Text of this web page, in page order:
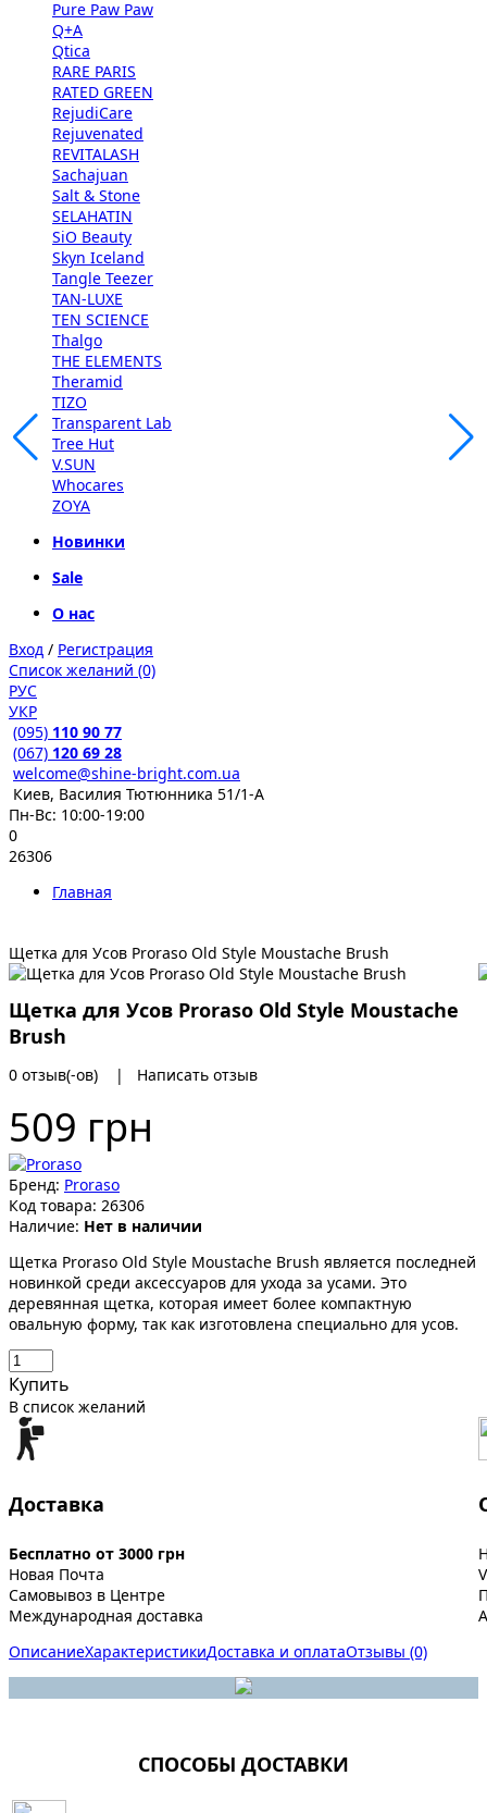
Pure Paw Paw
Q+A
Qtica
RARE PARIS
RATED GREEN
RejudiCare
Rejuvenated
REVITALASH
Sachajuan
Salt & Stone
SELAHATIN
SiO Beauty
Skyn Iceland
Tangle Teezer
TAN-LUXE
TEN SCIENCE
Thalgo
THE ELEMENTS
Theramid
TIZO
Transparent Lab
Tree Hut
V.SUN
Whocares
ZOYA
Новинки
Sale
О нас
Вход / Регистрация
Список желаний (0)
РУС
УКР
(095) 110 90 77
(067) 120 69 28
welcome@shine-bright.com.ua
Киев, Василия Тютюнника 51/1-А
Пн-Вс: 10:00-19:00
0
26306
Главная
Щетка для Усов Proraso Old Style Moustache Brush
Щетка для Усов Proraso Old Style Moustache
Brush
0 отзыв(-ов) | Написать отзыв
509 грн
Бренд: Proraso
Код товара: 26306
Наличие: Нет в наличии
Щетка Proraso Old Style Moustache Brush является последней
новинкой среди аксессуаров для ухода за усами. Это
деревянная щетка, которая имеет более компактную
овальную форму, так как изготовлена специально для усов.
Купить
В список желаний
Доставка
Бесплатно от 3000 грн
Новая Почта
Самовывоз в Центре
Международная доставка
ОписаниеХарактеристикиДоставка и оплатаОтзывы (0)
СПОСОБЫ ДОСТАВКИ